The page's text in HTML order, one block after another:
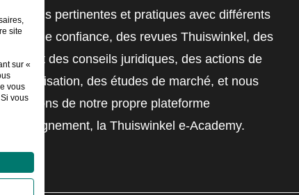
solutions pertinentes et pratiques avec différents
labels de confiance, des revues Thuiswinkel, des
outils et des conseils juridiques, des actions de
sensibilisation, des études de marché, et nous
disposons de notre propre plateforme
d'enseignement, la Thuiswinkel e-Academy.
site
sur «
vous
vous